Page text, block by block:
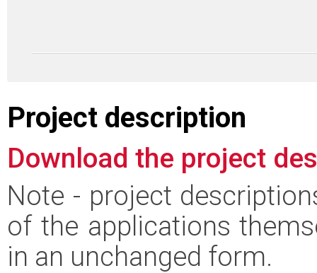
Project description
Download the project
Note - project
of the applications
in an unchanged form.